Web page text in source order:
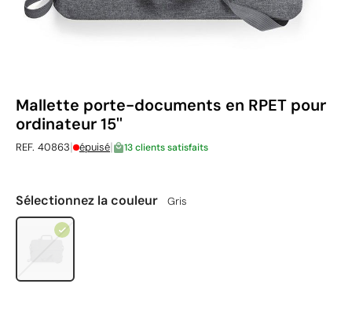
Mallette porte-documents en RPET pour
ordinateur 15''
REF. 40863| épuisé| 13 clients satisfaits
Sélectionnez la couleur Gris